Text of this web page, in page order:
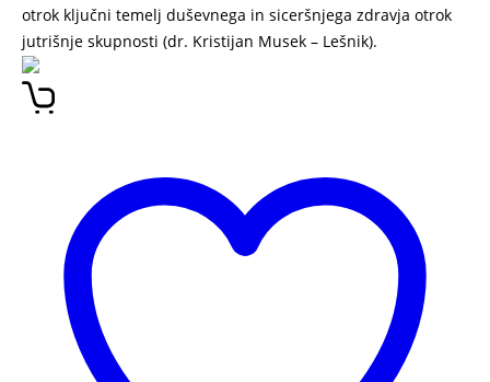
otrok ključni temelj duševnega in siceršnjega zdravja otrok
jutrišnje skupnosti (dr. Kristijan Musek – Lešnik).